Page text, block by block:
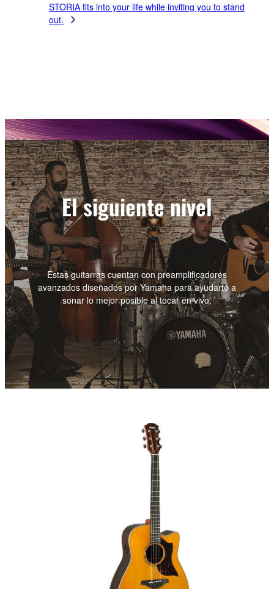
STORIA fits into your life while inviting you to stand
out.
El siguiente nivel
Estas guitarras cuentan con preamplificadores
avanzados diseñados por Yamaha para ayudarte a
sonar lo mejor posible al tocar en vivo.